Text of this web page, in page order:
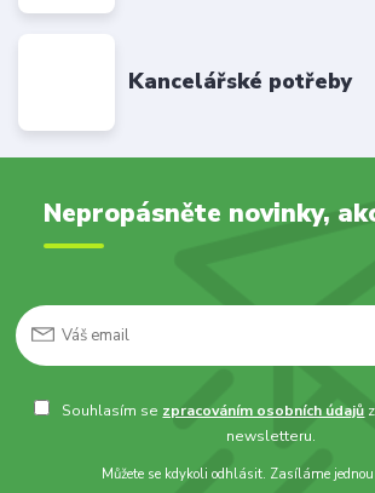
Kancelářské potřeby
Nepropásněte novinky,
Souhlasím se zpracováním osobních údajů
newsletteru.
Můžete se kdykoli odhlásit. Zasíláme